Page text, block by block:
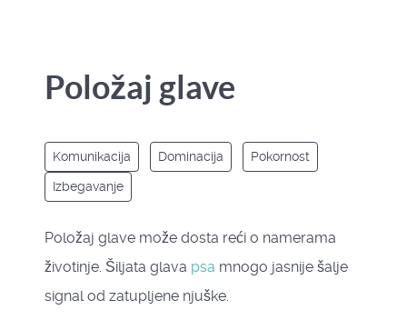
Položaj glave
Komunikacija Dominacija Pokornost
Izbegavanje
Položaj glave može dosta reći o namerama
životinje. Šiljata glava psa mnogo jasnije šalje
signal od zatupljene njuške.